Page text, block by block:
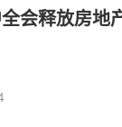
会释放房地